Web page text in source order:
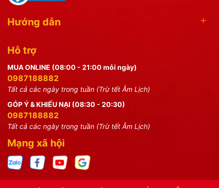
Hướng dẫn
Hỗ trợ
MUA ONLINE (08:00 - 21:00 mỗi ngày)
0987188882
Tất cả các ngày trong tuần (Trừ tết Âm Lịch)
GÓP Ý & KHIẾU NẠI (08:30 - 20:30)
0987188882
Tất cả các ngày trong tuần (Trừ tết Âm Lịch)
Mạng xã hội